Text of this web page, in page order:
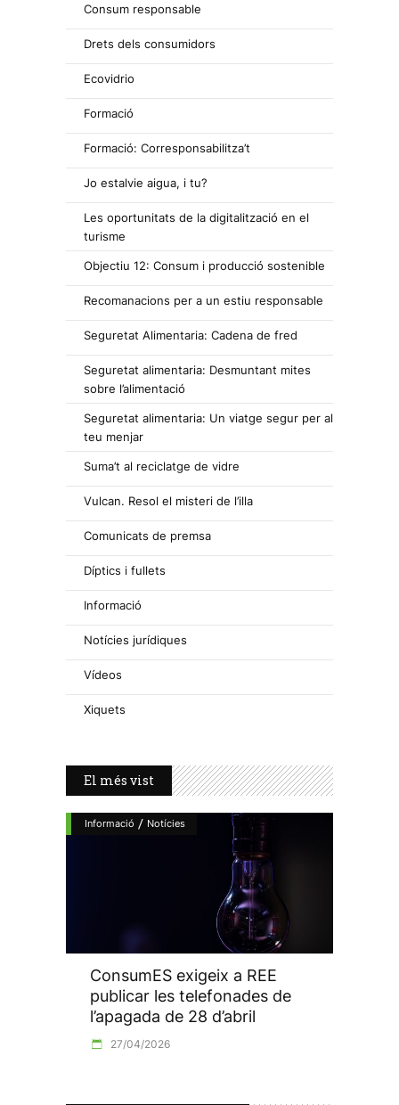
Consum responsable
Drets dels consumidors
Ecovidrio
Formació
Formació: Corresponsabilitza’t
Jo estalvie aigua, i tu?
Les oportunitats de la digitalització en el
turisme
Objectiu 12: Consum i producció sostenible
Recomanacions per a un estiu responsable
Seguretat Alimentaria: Cadena de fred
Seguretat alimentaria: Desmuntant mites
sobre l’alimentació
Seguretat alimentaria: Un viatge segur per al
teu menjar
Suma’t al reciclatge de vidre
Vulcan. Resol el misteri de l’illa
Comunicats de premsa
Díptics i fullets
Informació
Notícies jurídiques
Vídeos
Xiquets
El més vist
Informació / Notícies
ConsumES exigeix a REE
publicar les telefonades de
l’apagada de 28 d’abril
27/04/2026